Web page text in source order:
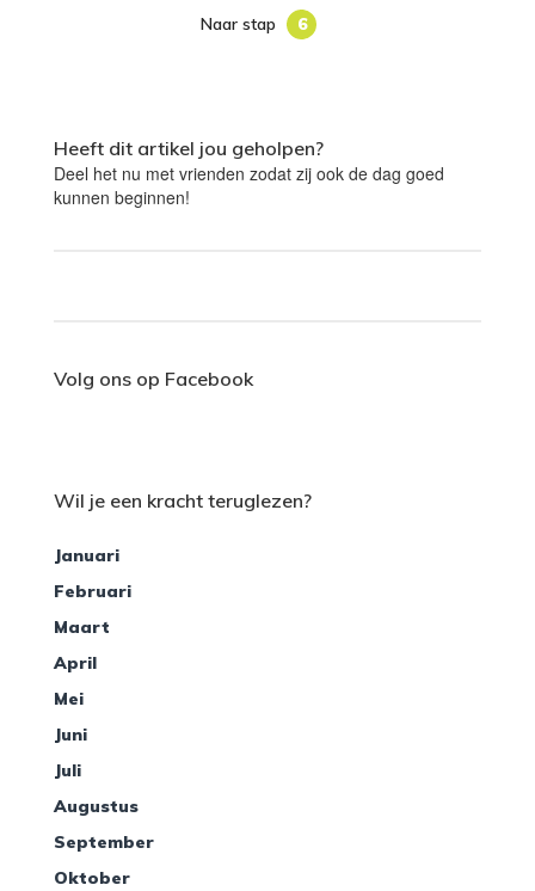
Naar stap 6
Heeft dit artikel jou geholpen?
Deel het nu met vrienden zodat zij ook de dag goed
kunnen beginnen!
Volg ons op Facebook
Wil je een kracht teruglezen?
Januari
Februari
Maart
April
Mei
Juni
Juli
Augustus
September
Oktober